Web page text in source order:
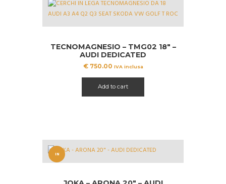
TECNOMAGNESIO – TMG02 18″ –
AUDI DEDICATED
€750.00 IVA inclusa
Add to cart
IN